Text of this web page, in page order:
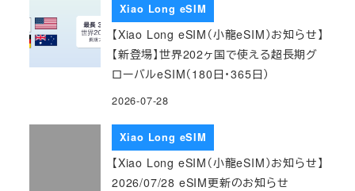
Xiao Long eSIM
【Xiao Long eSIM（小龍eSIM）お知らせ】
【新登場】世界202ヶ国で使える超長期グ
ローバルeSIM（180日・365日）
2026-07-28
Xiao Long eSIM
【Xiao Long eSIM（小龍eSIM）お知らせ】
2026/07/28 eSIM更新のお知らせ